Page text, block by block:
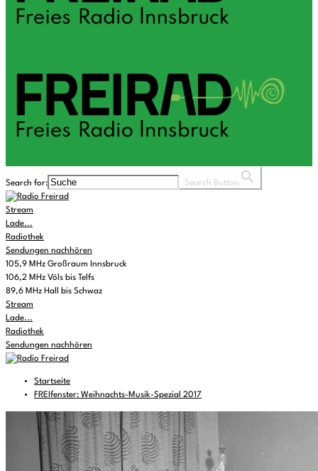
Search for: Search Button
Stream
Lade...
Radiothek
Sendungen nachhören
105,9 MHz Großraum Innsbruck
106,2 MHz Völs bis Telfs
89,6 MHz Hall bis Schwaz
Stream
Lade...
Radiothek
Sendungen nachhören
Startseite
FREIfenster: Weihnachts-Musik-Spezial 2017